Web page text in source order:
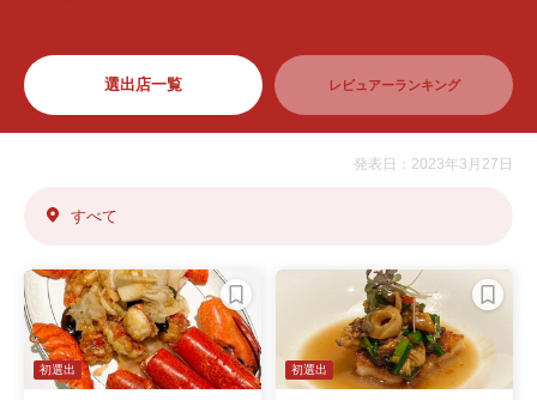
選出店一覧 レビュアーランキング
発表日：2023年3月27日
すべて
初選出 初選出